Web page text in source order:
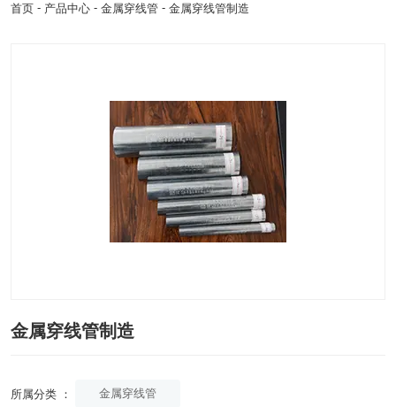
首页 - 产品中心 - 金属穿线管 - 金属穿线管制造
金属穿线管制造
所属分类 ： 金属穿线管